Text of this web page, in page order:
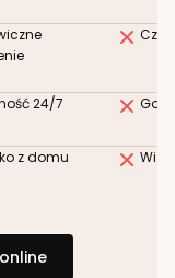
24/7
z domu